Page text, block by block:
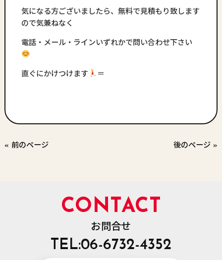
気になる方ございましたら、無料で見積もり致します
ので気兼ねなく
電話・メール・ラインいずれかで問い合わせ下さい
直ぐにかけつけます ＝
« 前のページ 後のページ »
CONTACT
お問合せ
TEL:06-6732-4352